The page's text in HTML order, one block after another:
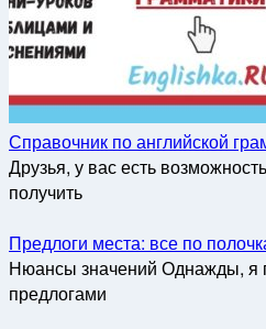
Справочник по английской
Друзья, у вас есть
получить
Предлоги места: все по
Нюансы значений Однажды, я
предлогами